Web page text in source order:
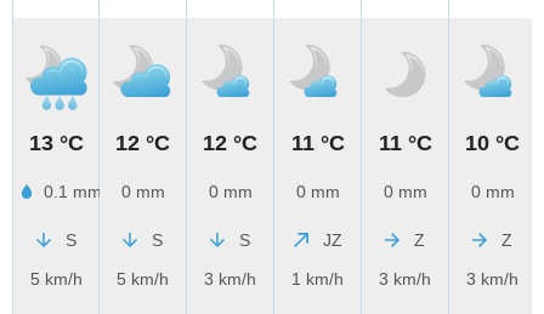
13 °C
0.1 mm
S
5 km/h
12 °C
0 mm
S
5 km/h
12 °C
0 mm
S
3 km/h
11 °C
0 mm
JZ
1 km/h
11 °C
0 mm
Z
3 km/h
10 °C
0 mm
Z
3 km/h